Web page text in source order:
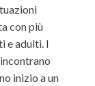
con più
e adulti. I
inizio a un